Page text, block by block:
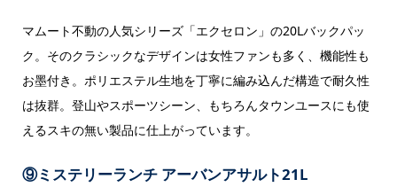
マムート不動の人気シリーズ「エクセロン」の20Lバックパッ
ク。そのクラシックなデザインは女性ファンも多く、機能性も
お墨付き。ポリエステル生地を丁寧に編み込んだ構造で耐久性
は抜群。登山やスポーツシーン、もちろんタウンユースにも使
えるスキの無い製品に仕上がっています。
⑨ミステリーランチ アーバンアサルト21L